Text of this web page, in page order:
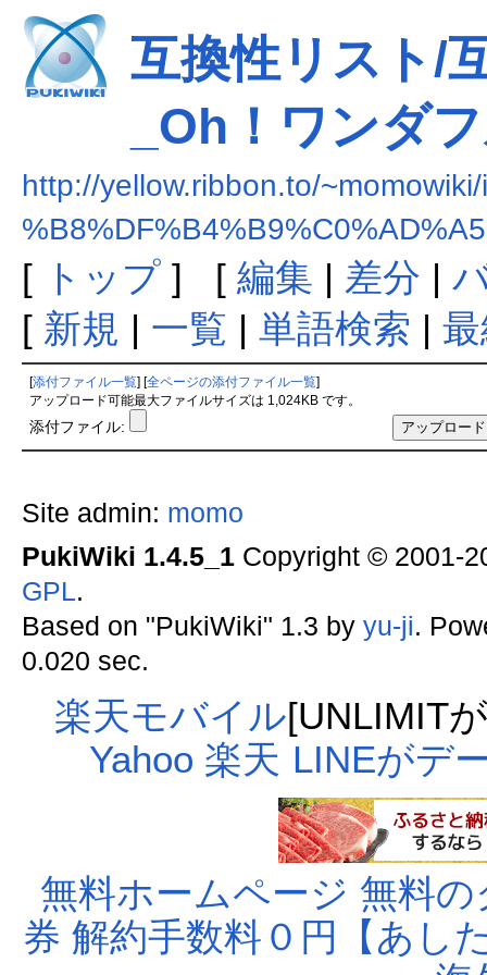
互換性リスト/
_Oh！ワンダ
http://yellow.ribbon.to/
[ トップ] [ 編集 | 差分 |
[ 新規 | 一覧 | 単語検索 |
添付ファイル一覧 全ページの添付ファイル一覧
アップロード可能最大ファイルサイズは 1,024KB です。
添付ファイル:
Site admin: momo
PukiWiki 1.4.5_1Copyright © 2001-
GPL.
Based on "PukiWiki" 1.3 by yu-ji.
0.020 sec.
楽天モバイル[UNLIMIT
Yahoo 楽天 LINEがデ
無料ホームページ 無料
券 解約手数料０円【あし